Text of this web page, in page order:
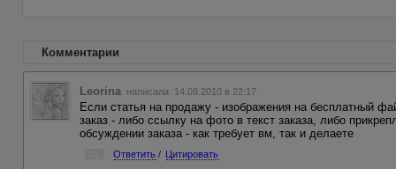
Комментарии
Leorina написала 14.09.2010 в 22:17
Если статья на продажу - изображения на бесплатный
заказ - либо ссылку на фото в текст заказа, либо
обсуждении заказа - как требует вм, так и делаете
Ответить / Цитировать